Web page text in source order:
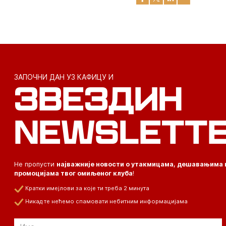
ЗАПОЧНИ ДАН УЗ КАФИЦУ И
ЗВЕЗДИН
Не пропусти најважније новости о утакмицама, дешавањима
промоцијама твог омиљеног клуба!
Кратки имејлови за које ти треба 2 минута
Никад те нећемо спамовати небитним информацијама
Email